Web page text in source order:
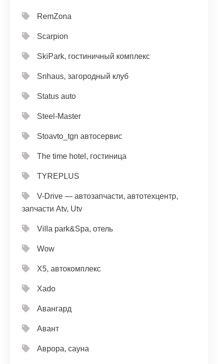
RemZona
Scarpion
SkiPark, гостиничный комплекс
Snhaus, загородный клуб
Status auto
Steel-Master
Stoavto_tgn автосервис
The time hotel, гостиница
TYREPLUS
V-Drive — автозапчасти, автотехцентр,
запчасти Atv, Utv
Villa park&Spa, отель
Wow
X5, автокомплекс
Xado
Авангард
Авант
Аврора, сауна